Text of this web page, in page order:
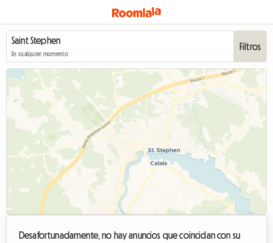
En cualquier momento
Filtros
Desafortunadamente, no hay anuncios que coincidan con su